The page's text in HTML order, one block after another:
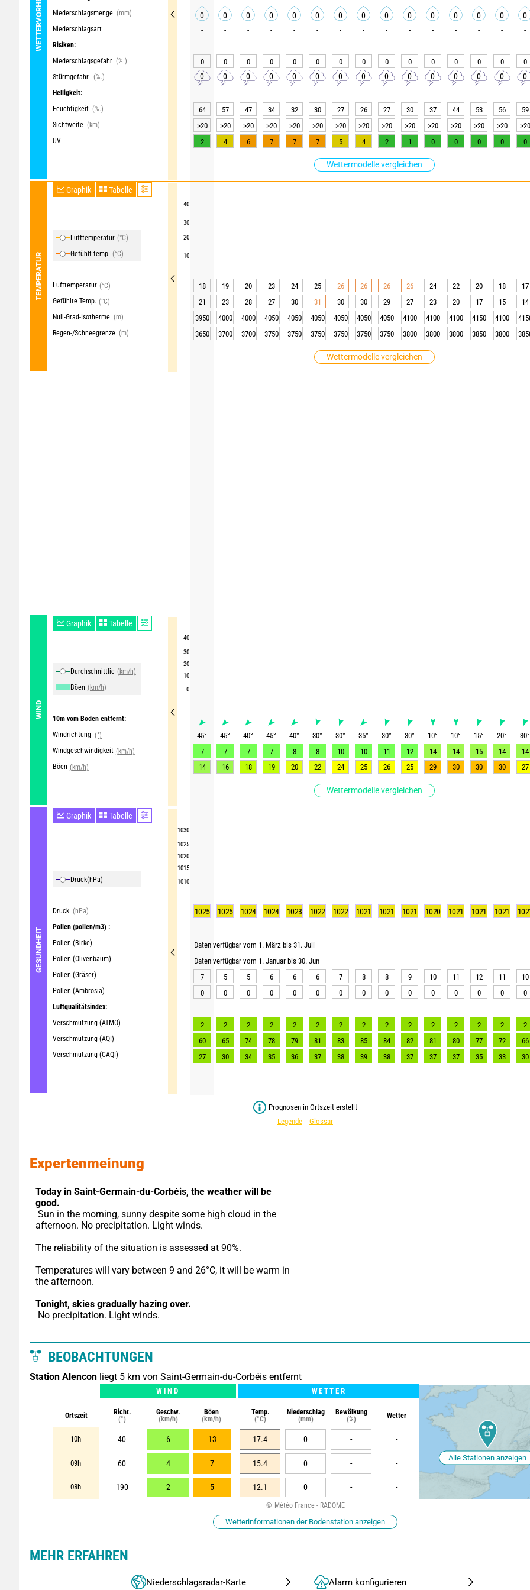
Niederschlagsmenge (mm)
Niederschlagsart
Risiken:
Niederschlagsgefahr (%.)
Stürmgefahr. (%.)
Helligkeit:
Feuchtigkeit (%.)
Sichtweite (km)
UV
Wettermodelle vergleichen
TEMPERATUR
Graphik Tabelle
Lufttemperatur (°C)
Gefühlt temp. (°C)
Lufttemperatur (°C)
Gefühlte Temp. (°C)
Null-Grad-Isotherme (m)
Regen-/Schneegrenze (m)
Wettermodelle vergleichen
WIND
Graphik Tabelle
Durchschnittliche Winde
(km/h)
Böen (km/h)
10m vom Boden entfernt:
Windrichtung (°)
Windgeschwindigkeit (km/h)
Böen (km/h)
Wettermodelle vergleichen
GESUNDHEIT
Graphik Tabelle
Druck(hPa)
Druck (hPa)
Pollen (pollen/m3) :
Pollen (Birke)
Pollen (Olivenbaum)
Pollen (Gräser)
Pollen (Ambrosia)
Luftqualitätsindex:
Verschmutzung (ATMO)
Verschmutzung (AQI)
Verschmutzung (CAQI)
40
30
20
10
40
30
20
10
0
1030
1025
1020
1015
1010
0 0 0 0 0 0 0 0 0 0 0 0 0 0 0
- - - - - - - - - - - - - - -
0 0 0 0 0 0 0 0 0 0 0 0 0 0 0
0 0 0 0 0 0 0 0 0 0 0 0 0 0 0
64 57 47 34 32 30 27 26 27 30 37 44 53 56 59
>20
>20 >20 >20 >20 >20 >20 >20 >20 >20 >20 >20 >20 >20 >20
2
4 6 7 7 7 5 4 2 1 0 0 0 0 0
18 19 20 23 24 25 26 26 26 26 24 22 20 18 17
21
23 28 27 30 31 30 30 29 27 23 20 17 15 14
3950
4000 4000 4050 4050 4050 4050 4050 4050 4100 4100 4100 4150 4100
3650
3700 3700 3750 3750 3750 3750 3750 3750 3800 3800 3800 3850 3800
45° 45° 40° 45° 40° 30° 30° 35° 30° 30° 10° 10° 15° 20° 30°
7
7 7 7 8 8 10 10 11 12 14 14 15 14 14
14
16 18 19 20 22 24 25 26 25 29 30 30 30 27
1025 1025 1024 1024 1023 1022 1022 1021 1021 1021 1020 1021 1021 1021
Daten verfügbar vom 1. März bis 31. Juli
Daten verfügbar vom 1. Januar bis 30. Jun
7
5 5 6 6 6 7 8 8 9 10 11 12 11 10
0
0 0 0 0 0 0 0 0 0 0 0 0 0 0
2 2 2 2 2 2 2 2 2 2 2 2 2 2 2
60
65 74 78 79 81 83 85 84 82 81 80 77 72 66
27
30 34 35 36 37 38 39 38 37 37 37 35 33 30
Prognosen in Ortszeit erstellt
Legende
Glossar
Expertenmeinung
Today in Saint-Germain-du-Corbéis, the weather will be
good.
afternoon. No precipitation. Light winds.
The reliability of the situation is assessed at 90%.
Temperatures will vary between 9 and 26°C, it will be warm in
the afternoon.
Tonight, skies gradually hazing over.
No precipitation. Light winds.
BEOBACHTUNGEN
Station Alencon liegt 5 km von Saint-Germain-du-Corbéis entfernt
WIND WETTER
Ortszeit
Richt.
(°)
Geschw.
(km/h)
Böen
(km/h)
Temp.
(°C)
Niederschlag
(mm)
Bewölkung
(%)
Wetter
10h 40 6 13 17.4 0 - -
09h 60 4 7 15.4 0 - -
08h 190 2 5 12.1 0 - -
Alle Stationen anzeigen
Météo France - RADOME
Wetterinformationen der Bodenstation anzeigen
MEHR ERFAHREN
Niederschlagsradar-Karte Alarm konfigurieren